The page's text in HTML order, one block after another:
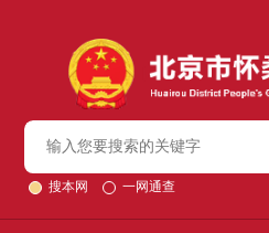
搜本网 一网通查